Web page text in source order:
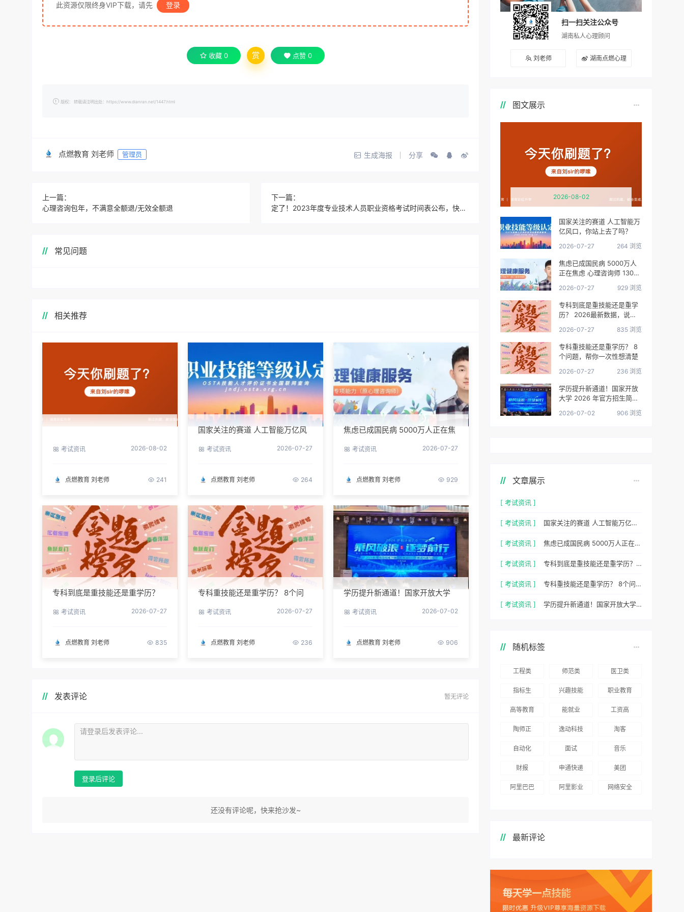
此资源仅限终身VIP下载，请先 登录
收藏 0 赏 点赞 0
版权： 转载请注明出处：https://www.dianran.net/1447.html
点燃教育 刘老师 管理员 生成海报 分享
上一篇：
心理咨询包年，不满意全额退/无效全额退
下一篇：
定了！2023年度专业技术人员职业资格考试时间表公布，快收好！
常见问题
相关推荐
考试资讯 2026-08-02
点燃教育 刘老师 241
国家关注的赛道 人工智能万亿风
考试资讯 2026-07-27
点燃教育 刘老师 264
焦虑已成国民病 5000万人正在焦
考试资讯 2026-07-27
点燃教育 刘老师 929
专科到底是重技能还是重学历？
考试资讯 2026-07-27
点燃教育 刘老师 835
专科重技能还是重学历？ 8个问
考试资讯 2026-07-27
点燃教育 刘老师 236
学历提升新通道！国家开放大学
考试资讯 2026-07-02
点燃教育 刘老师 906
发表评论 暂无评论
登录后评论
还没有评论呢，快来抢沙发~
扫一扫关注公众号
湖南私人心理顾问
刘老师 湖南点燃心理
图文展示
2026-08-02
国家关注的赛道 人工智能万
亿风口，你站上去了吗？
2026-07-27 264 浏览
焦虑已成国民病 5000万人
正在焦虑 心理咨询师 130万
2026-07-27 929 浏览
专科到底是重技能还是重学
历？ 2026最新数据，说得
2026-07-27 835 浏览
专科重技能还是重学历？ 8
个问题，帮你一次性想清楚
2026-07-27 236 浏览
学历提升新通道！国家开放
大学 2026 年官方招生简章
2026-07-02 906 浏览
文章展示
[ 考试资讯 ]
[ 考试资讯 ] 国家关注的赛道 人工智能万亿风口，你站上去了吗？
[ 考试资讯 ] 焦虑已成国民病 5000万人正在焦虑 心理咨询师 130万缺口等你填
[ 考试资讯 ] 专科到底是重技能还是重学历？ 2026最新数据，说得很清楚了
[ 考试资讯 ] 专科重技能还是重学历？ 8个问题，帮你一次性想清楚
[ 考试资讯 ] 学历提升新通道！国家开放大学 2026 年官方招生简章正式出炉
随机标签
工程类 师范类 医卫类
指标生 兴趣技能 职业教育
高等教育 能就业 工资高
陶师正 逸动科技 淘客
自动化 面试 音乐
财报 申通快递 美团
阿里巴巴 阿里影业 网络安全
最新评论